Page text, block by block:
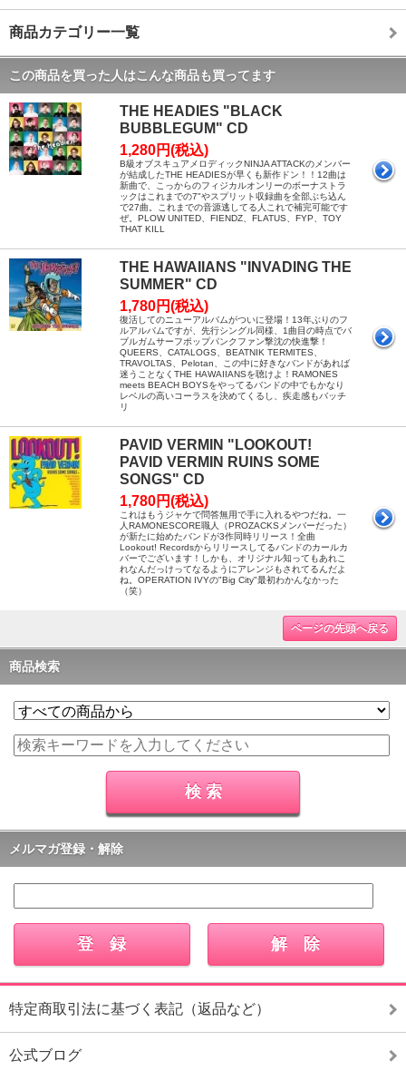
商品カテゴリー一覧
この商品を買った人はこんな商品も買ってます
THE HEADIES "BLACK
BUBBLEGUM" CD
1,280円(税込)
B級オブスキュアメロディックNINJA ATTACKのメンバー
が結成したTHE HEADIESが早くも新作ドン！！12曲は
新曲で、こっからのフィジカルオンリーのボーナストラ
ックはこれまでの7"やスプリット収録曲を全部ぶち込ん
で27曲。これまでの音源逃してる人これで補完可能です
ぜ。PLOW UNITED、FIENDZ、FLATUS、FYP、TOY
THAT KILL
THE HAWAIIANS "INVADING THE
SUMMER" CD
1,780円(税込)
復活してのニューアルバムがついに登場！13年ぶりのフ
ルアルバムですが、先行シングル同様、1曲目の時点でバ
ブルガムサーフポップパンクファン撃沈の快進撃！
QUEERS、CATALOGS、BEATNIK TERMITES、
TRAVOLTAS、Pelotan、この中に好きなバンドがあれば
迷うことなくTHE HAWAIIANSを聴けよ！RAMONES
meets BEACH BOYSをやってるバンドの中でもかなり
レベルの高いコーラスを決めてくるし、疾走感もバッチ
リ
PAVID VERMIN "LOOKOUT!
PAVID VERMIN RUINS SOME
SONGS" CD
1,780円(税込)
これはもうジャケで問答無用で手に入れるやつだね。一
人RAMONESCORE職人（PROZACKSメンバーだった）
が新たに始めたバンドが3作同時リリース！全曲
Lookout! Recordsからリリースしてるバンドのカールカ
バーでございます！しかも、オリジナル知ってもあれこ
れなんだっけってなるようにアレンジもされてるんだよ
ね。OPERATION IVYの"Big City"最初わかんなかった
（笑）
ページの先頭へ戻る
商品検索
メルマガ登録・解除
特定商取引法に基づく表記（返品など）
公式ブログ